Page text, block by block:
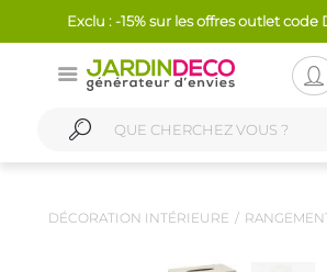
Exclu : -15% sur les offres outlet code
DÉCORATION INTÉRIEURE